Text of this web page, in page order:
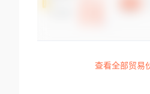
查看全部贸易